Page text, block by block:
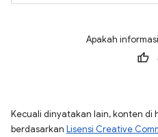
Apakah
Kecuali dinyatakan lain, konten di
berdasarkan Lisensi Creative